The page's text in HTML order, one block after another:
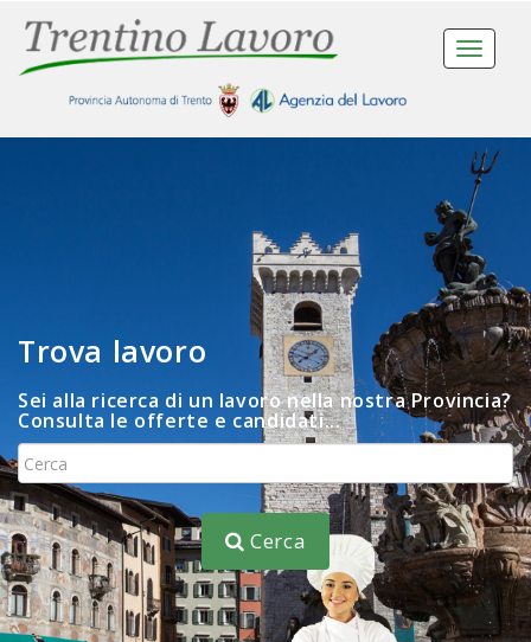
Toggle
Trova lavoro
Sei alla ricerca di un lavoro nella nostra Provincia?
Consulta le offerte e candidati...
Cerca